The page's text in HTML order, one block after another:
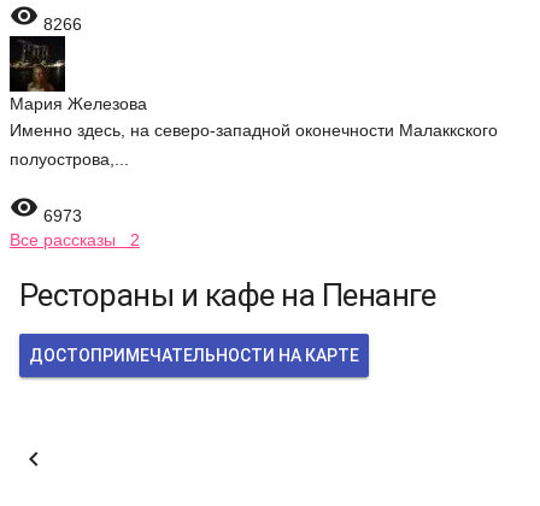
 8266
Мария Железова
Именно здесь, на северо-западной оконечности Малаккского
полуострова,...
 6973
Все рассказы 2
Рестораны и кафе на Пенанге
ДОСТОПРИМЕЧАТЕЛЬНОСТИ НА КАРТЕ
